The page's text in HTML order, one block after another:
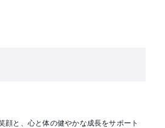
顔と、心と体の健やかな成長をサポート